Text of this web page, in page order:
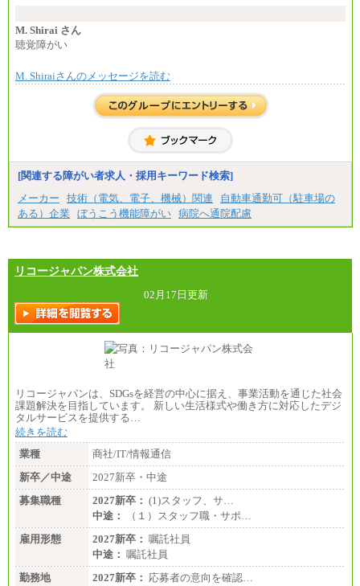
※上記に加え、所定労働時間外に勤務をした場
※試用期間中も給与に変更はございません。
＜募集各社・全職種共通＞
月給21万円以上～
※試用期間中の給与に変更はありません。
ます。
M. Shirai さん
聴覚障がい
M. Shiraiさんのメッセージを読む
[関連する障がい者求人・採用キーワード検索]
メーカー
技術（電気、電子、機械）関連
自動車通勤可（駐車場の
ある）企業
ぼうこう機能障がい 病院へ通院配慮
リコージャパン株式会社
02月17日更新
リコージャパンは、SDGsを経営の中心に据え、事業活動を通じた社会
課題解決を目指しています。 新しい生活様式や働き方に対応したデジ
タルサービスを提供する…
続きを読む
業種
商社/IT/情報通信
新卒／中途
2027新卒・中途
募集職種
2027新卒： (1)スタッフ、サ…
中途：
（１）スタッフ職・サポ…
雇用形態
2027新卒： 嘱託社員
中途： 嘱託社員
勤務地
2027新卒： 応募者の意向を確認…